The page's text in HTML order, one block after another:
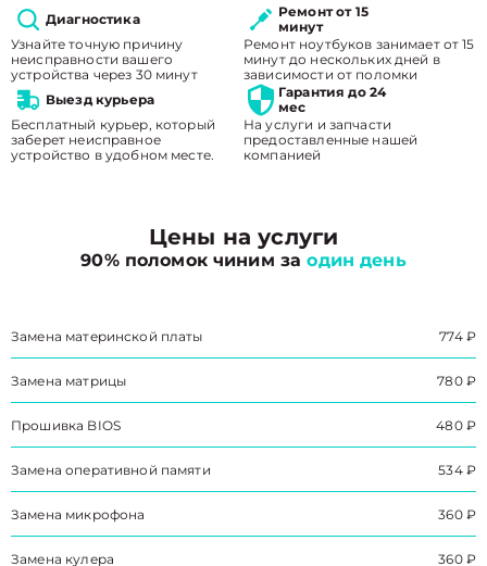
Диагностика
Узнайте точную причину
неисправности вашего
устройства через 30 минут
Ремонт от 15
минут
Ремонт ноутбуков занимает от 15
минут до нескольких дней в
зависимости от поломки
Выезд курьера
Бесплатный курьер, который
заберет неисправное
устройство в удобном месте.
Гарантия до 24
мес
На услуги и запчасти
предоставленные нашей
компанией
Цены на услуги
90% поломок чиним заодин день
Замена материнской платы 774 ₽
Замена матрицы 780 ₽
Прошивка BIOS 480 ₽
Замена оперативной памяти 534 ₽
Замена микрофона 360 ₽
Замена кулера 360 ₽